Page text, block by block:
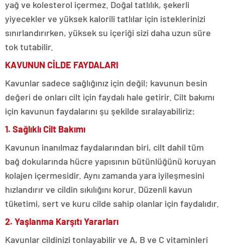
yağ ve kolesterol içermez. Doğal tatlılık, şekerli
yiyecekler ve yüksek kalorili tatlılar için isteklerinizi
sınırlandırırken, yüksek su içeriği sizi daha uzun süre
tok tutabilir.
KAVUNUN CİLDE FAYDALARI
Kavunlar sadece sağlığınız için değil; kavunun besin
değeri de onları cilt için faydalı hale getirir. Cilt bakımı
için kavunun faydalarını şu şekilde sıralayabiliriz:
1. Sağlıklı Cilt Bakımı
Kavunun inanılmaz faydalarından biri, cilt dahil tüm
bağ dokularında hücre yapısının bütünlüğünü koruyan
kolajen içermesidir. Aynı zamanda yara iyileşmesini
hızlandırır ve cildin sıkılığını korur. Düzenli kavun
tüketimi, sert ve kuru cilde sahip olanlar için faydalıdır.
2. Yaşlanma Karşıtı Yararları
Kavunlar cildinizi tonlayabilir ve A, B ve C vitaminleri